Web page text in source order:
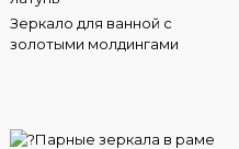
Зеркало для ванной с
золотыми молдингами